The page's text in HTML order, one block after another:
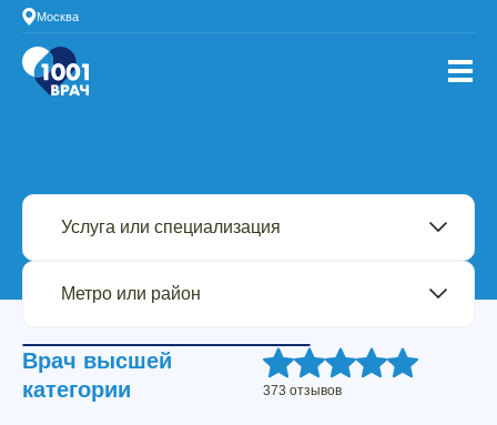
Москва
Врач высшей
категории
373 отзывов